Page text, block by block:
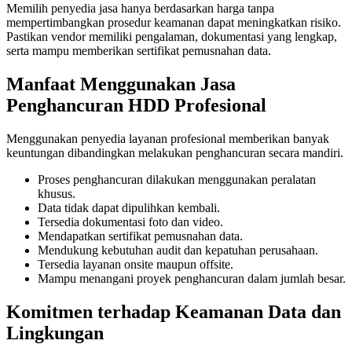
Memilih penyedia jasa hanya berdasarkan harga tanpa
mempertimbangkan prosedur keamanan dapat meningkatkan risiko.
Pastikan vendor memiliki pengalaman, dokumentasi yang lengkap,
serta mampu memberikan sertifikat pemusnahan data.
Manfaat Menggunakan Jasa
Penghancuran HDD Profesional
Menggunakan penyedia layanan profesional memberikan banyak
keuntungan dibandingkan melakukan penghancuran secara mandiri.
Proses penghancuran dilakukan menggunakan peralatan
khusus.
Data tidak dapat dipulihkan kembali.
Tersedia dokumentasi foto dan video.
Mendapatkan sertifikat pemusnahan data.
Mendukung kebutuhan audit dan kepatuhan perusahaan.
Tersedia layanan onsite maupun offsite.
Mampu menangani proyek penghancuran dalam jumlah besar.
Komitmen terhadap Keamanan Data dan
Lingkungan